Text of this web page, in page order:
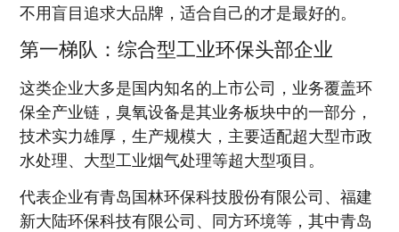
不用盲目追求大品牌，适合自己的才是最好的。
第一梯队：综合型工业环保头部企业
这类企业大多是国内知名的上市公司，业务覆盖环
保全产业链，臭氧设备是其业务板块中的一部分，
技术实力雄厚，生产规模大，主要适配超大型市政
水处理、大型工业烟气处理等超大型项目。
代表企业有青岛国林环保科技股份有限公司、福建
新大陆环保科技有限公司、同方环境等，其中青岛